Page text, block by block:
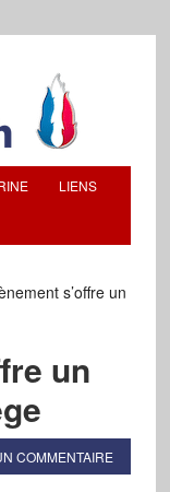
LIENS
s’offre un
un
COMMENTAIRE